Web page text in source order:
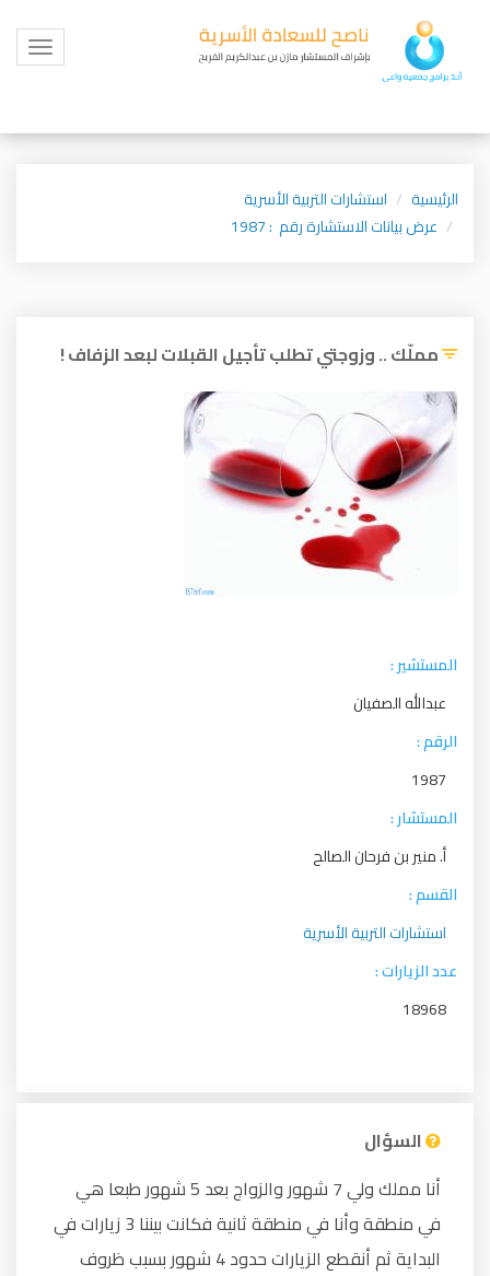
Toggle
الرئيسية
استشارات التربية الأسرية
عرض بيانات الاستشارة رقم : 1987
مملّك .. وزوجتي تطلب تأجيل القبلات لبعد الزفاف !
المستشير :
عبدالله الصفيان
الرقم :
1987
المستشار :
أ. منير بن فرحان الصالح
القسم :
استشارات التربية الأسرية
عدد الزيارات :
18968
السؤال
أنا مملك ولي 7 شهور والزواج بعد 5 شهور طبعا هي
في منطقة وأنا في منطقة ثانية فكانت بيننا 3 زيارات في
البداية ثم أنقطع الزيارات حدود 4 شهور بسبب ظروف